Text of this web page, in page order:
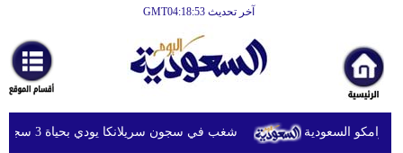
آخر تحديث GMT04:18:53
أخبارعاجلة
رياضة
ثقافة شغب في سجون سريلانكا يودي بحياة 3 سجناء ويصيب 23 آخرين السعودية